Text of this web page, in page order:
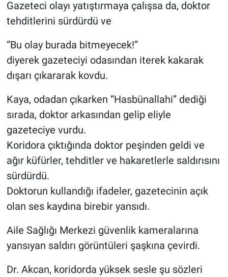
Gazeteci olayı yatıştırmaya çalışsa da, doktor
tehditlerini sürdürdü ve
“Bu olay burada bitmeyecek!”
diyerek gazeteciyi odasından iterek kakarak
dışarı çıkararak kovdu.
Kaya, odadan çıkarken “Hasbünallahi” dediği
sırada, doktor arkasından gelip eliyle
gazeteciye vurdu.
Koridora çıktığında doktor peşinden geldi ve
ağır küfürler, tehditler ve hakaretlerle saldırısını
sürdürdü.
Doktorun kullandığı ifadeler, gazetecinin açık
olan ses kaydına birebir yansıdı.
Aile Sağlığı Merkezi güvenlik kameralarına
yansıyan saldırı görüntüleri şaşkına çevirdi.
Dr. Akcan, koridorda yüksek sesle şu sözleri